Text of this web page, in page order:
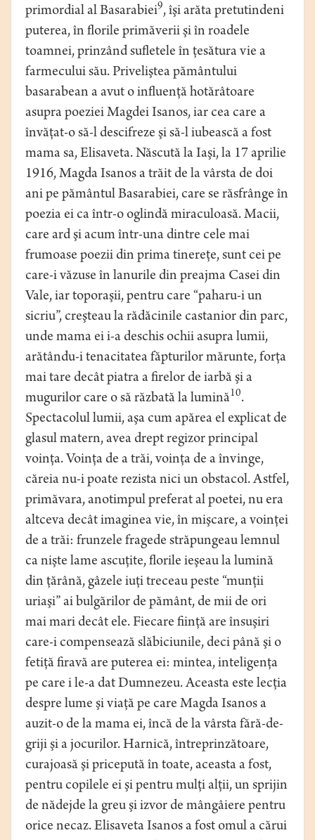
primordial al Basarabiei9, îşi arăta pretutindeni
puterea, în florile primăverii şi în roadele
toamnei, prinzând sufletele în ţesătura vie a
farmecului său. Priveliştea pământului
basarabean a avut o influenţă hotărâtoare
asupra poeziei Magdei Isanos, iar cea care a
învăţat-o să-l descifreze şi să-l iubească a fost
mama sa, Elisaveta. Născută la Iaşi, la 17 aprilie
1916, Magda Isanos a trăit de la vârsta de doi
ani pe pământul Basarabiei, care se răsfrânge în
poezia ei ca într-o oglindă miraculoasă. Macii,
care ard şi acum într-una dintre cele mai
frumoase poezii din prima tinereţe, sunt cei pe
care-i văzuse în lanurile din preajma Casei din
Vale, iar toporaşii, pentru care “paharu-i un
sicriu”, creşteau la rădăcinile castanior din parc,
unde mama ei i-a deschis ochii asupra lumii,
arătându-i tenacitatea făpturilor mărunte, forţa
mai tare decât piatra a firelor de iarbă şi a
mugurilor care o să răzbată la lumină10.
Spectacolul lumii, aşa cum apărea el explicat de
glasul matern, avea drept regizor principal
voinţa. Voinţa de a trăi, voinţa de a învinge,
căreia nu-i poate rezista nici un obstacol. Astfel,
primăvara, anotimpul preferat al poetei, nu era
altceva decât imaginea vie, în mişcare, a voinţei
de a trăi: frunzele fragede străpungeau lemnul
ca nişte lame ascuţite, florile ieşeau la lumină
din ţărână, gâzele iuţi treceau peste “munţii
uriaşi” ai bulgărilor de pământ, de mii de ori
mai mari decât ele. Fiecare fiinţă are însuşiri
care-i compensează slăbiciunile, deci până şi o
fetiţă firavă are puterea ei: mintea, inteligenţa
pe care i le-a dat Dumnezeu. Aceasta este lecţia
despre lume şi viaţă pe care Magda Isanos a
auzit-o de la mama ei, încă de la vârsta fără-de-
griji şi a jocurilor. Harnică, întreprinzătoare,
curajoasă şi pricepută în toate, aceasta a fost,
pentru copilele ei şi pentru mulţi alţii, un sprijin
de nădejde la greu şi izvor de mângâiere pentru
orice necaz. Elisaveta Isanos a fost omul a cărui